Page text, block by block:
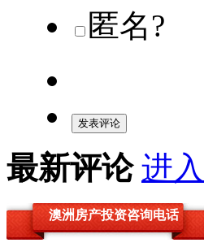
匿名?
发表评论
最新评论 进
澳洲房产投资咨询电话